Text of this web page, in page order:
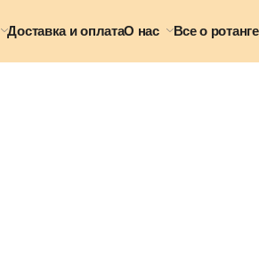
Доставка и оплатаО нас Все о ротанге